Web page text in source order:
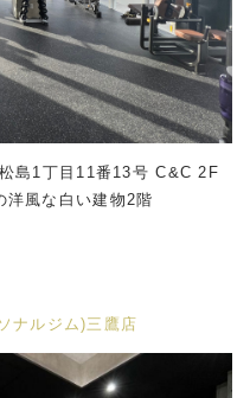
島1丁目11番13号 C&C 2F
洋風な白い建物2階
ナルジム)三鷹店